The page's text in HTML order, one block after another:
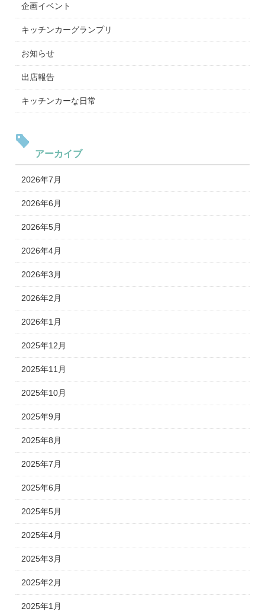
企画イベント
キッチンカーグランプリ
お知らせ
出店報告
キッチンカーな日常
アーカイブ
2026年7月
2026年6月
2026年5月
2026年4月
2026年3月
2026年2月
2026年1月
2025年12月
2025年11月
2025年10月
2025年9月
2025年8月
2025年7月
2025年6月
2025年5月
2025年4月
2025年3月
2025年2月
2025年1月